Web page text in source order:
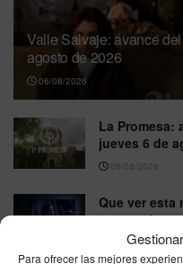
Para ofrecer las mejores
Valle Salvaje: avance
agosto de 2026
06/08/2026
La Promesa:
jueves 6 de
06/08/2026
Que ver esta
agosto de
equivocarte
06/08/2026